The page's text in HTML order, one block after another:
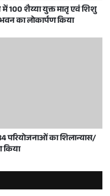
100 शैय्या युक्त मातृ एवं शिशु
का लोकार्पण किया
परियोजनाओं का शिलान्यास/
किया